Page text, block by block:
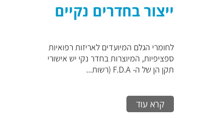
ייצור בחדרים נקיים
לחומרי הגלם המיועדים לאריזות רפואיות
ספציפיות, המיוצרות בחדר נקי יש אישורי
תקן הן של ה- F.D.A (רשות...
קרא עוד